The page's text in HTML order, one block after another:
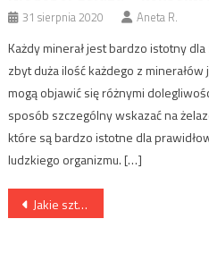
31 sierpnia 2020 Aneta R.
Każdy minerał jest bardzo istotny
zbyt duża ilość każdego z
mogą objawić się różnymi
sposób szczególny wskazać na
które są bardzo istotne dla
ludzkiego organizmu. […]
Nawigacja
Jakie sztuki walki warto trenować?